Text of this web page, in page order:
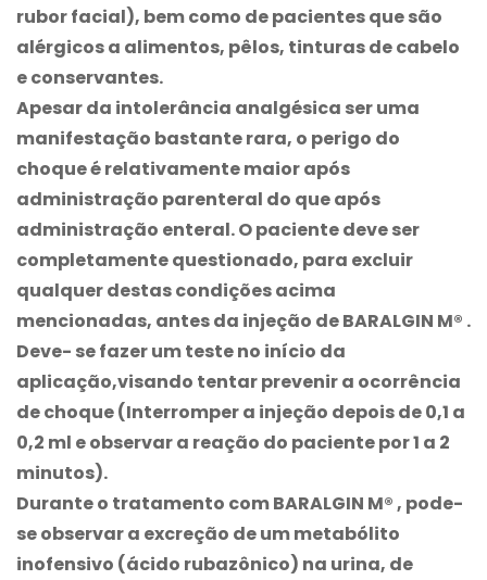
rubor facial), bem como de pacientes que são
alérgicos a alimentos, pêlos, tinturas de cabelo
e conservantes.
Apesar da intolerância analgésica ser uma
manifestação bastante rara, o perigo do
choque é relativamente maior após
administração parenteral do que após
administração enteral. O paciente deve ser
completamente questionado, para excluir
qualquer destas condições acima
mencionadas, antes da injeção deBARALGIN M® .
Deve- se fazer um teste no início da
aplicação,visando tentar prevenir a ocorrência
de choque (Interromper a injeção depois de 0,1 a
0,2 ml e observar a reação do paciente por 1 a 2
minutos).
Durante o tratamento comBARALGIN M®, pode-
se observar a excreção de um metabólito
inofensivo (ácido rubazônico) na urina, de